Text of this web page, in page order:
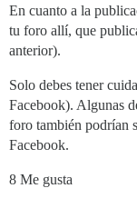
En cuanto a la
tu foro allí, que
anterior).
Solo debes tener
Facebook). Algunas
foro también podrían
Facebook.
8 Me gusta